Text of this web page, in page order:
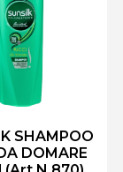
SHAMPOO
DOMARE